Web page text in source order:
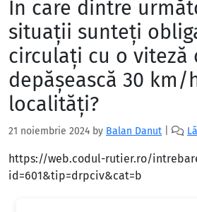
În care dintre
situaţii sunteţi
circulaţi cu o viteză
depăşească 30 km/
localităţi?
21 noiembrie 2024 by Balan Danut
https://web.codul-rutier.ro/
id=601&tip=drpciv&cat=b